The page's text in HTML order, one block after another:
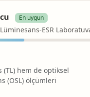
En uygun
ESR
hem de optiksel
(OSL) ölçümleri